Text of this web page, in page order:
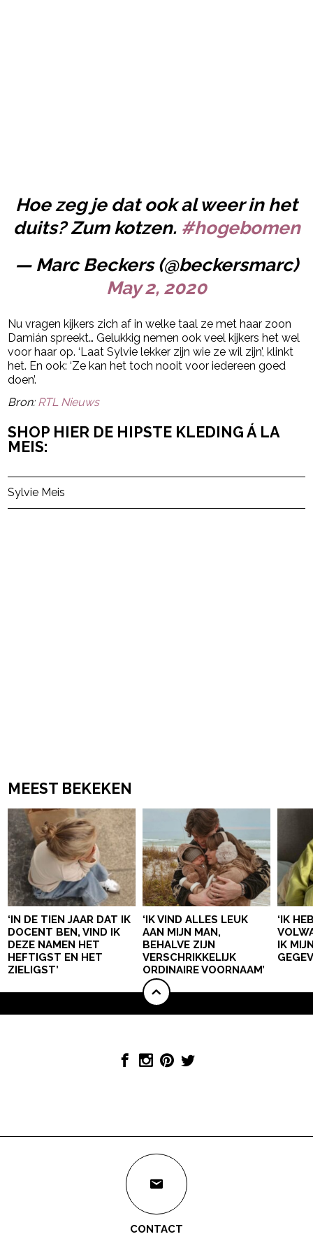
Hoe zeg je dat ook al weer in het
duits? Zum kotzen. #hogebomen
— Marc Beckers (@beckersmarc)
May 2, 2020
Nu vragen kijkers zich af in welke taal ze met haar zoon
Damián spreekt… Gelukkig nemen ook veel kijkers het wel
voor haar op. ‘Laat Sylvie lekker zijn wie ze wil zijn’, klinkt
het. En ook: ‘Ze kan het toch nooit voor iedereen goed
doen’.
Bron: RTL Nieuws
SHOP HIER DE HIPSTE KLEDING Á LA
MEIS:
Post Views: 44
Sylvie Meis
MEEST BEKEKEN
‘IN DE TIEN JAAR DAT IK
DOCENT BEN, VIND IK
DEZE NAMEN HET
HEFTIGST EN HET
ZIELIGST’
‘IK VIND ALLES LEUK
AAN MIJN MAN,
BEHALVE ZIJN
VERSCHRIKKELIJK
ORDINAIRE VOORNAAM’
‘IK
IK
CONTACT